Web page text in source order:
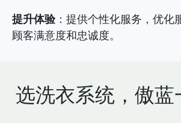
提升体验：提供个性化服务，优化
顾客满意度和忠诚度。
选洗衣系统，傲蓝